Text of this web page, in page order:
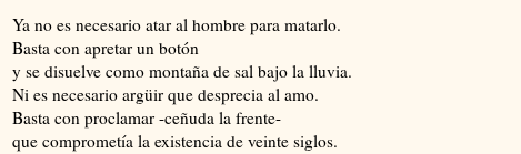
Ya no es necesario atar al hombre para matarlo.
Basta con apretar un botón
y se disuelve como montaña de sal bajo la lluvia.
Ni es necesario argüir que desprecia al amo.
Basta con proclamar -ceñuda la frente-
que comprometía la existencia de veinte siglos.